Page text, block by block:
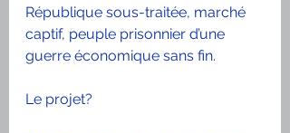
République sous-traitée, marché
captif, peuple prisonnier d’une
guerre économique sans fin.
Le projet?